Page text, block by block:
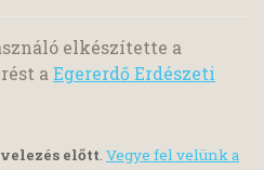
elkészítette a
a Egererdő Erdészeti
előtt. Vegye fel velünk a